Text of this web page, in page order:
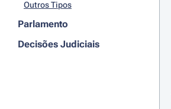
Outros Tipos
Parlamento
Decisões Judiciais